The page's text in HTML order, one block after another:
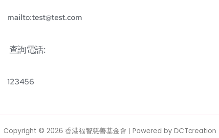
mailto:test@test.com
查詢電話:
123456
Copyright © 2026 香港福智慈善基金會 | Powered by DCTcreation